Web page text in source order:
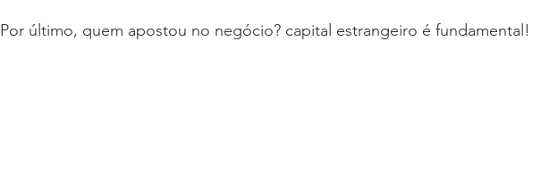
Por último, quem apostou no negócio? capital estrangeiro é fundamental!